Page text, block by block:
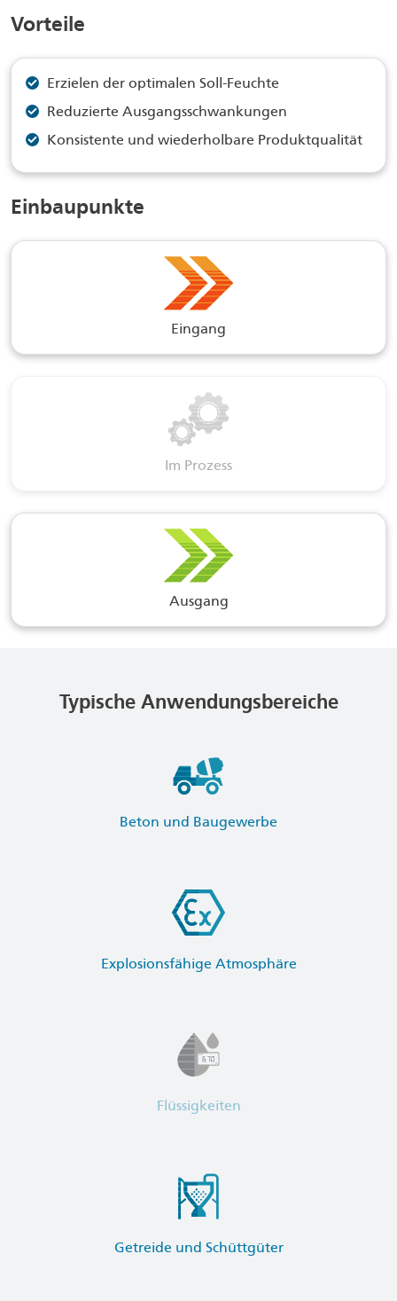
Vorteile
Erzielen der optimalen Soll-Feuchte
Reduzierte Ausgangsschwankungen
Konsistente und wiederholbare Produktqualität
Einbaupunkte
Eingang
Im Prozess
Ausgang
Typische Anwendungsbereiche
Beton und Baugewerbe
Explosionsfähige Atmosphäre
Flüssigkeiten
Getreide und Schüttgüter